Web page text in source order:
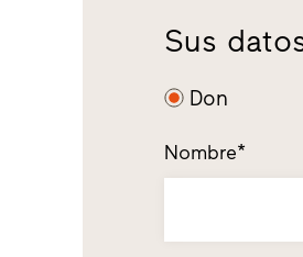
Sus
Don
Nombre*